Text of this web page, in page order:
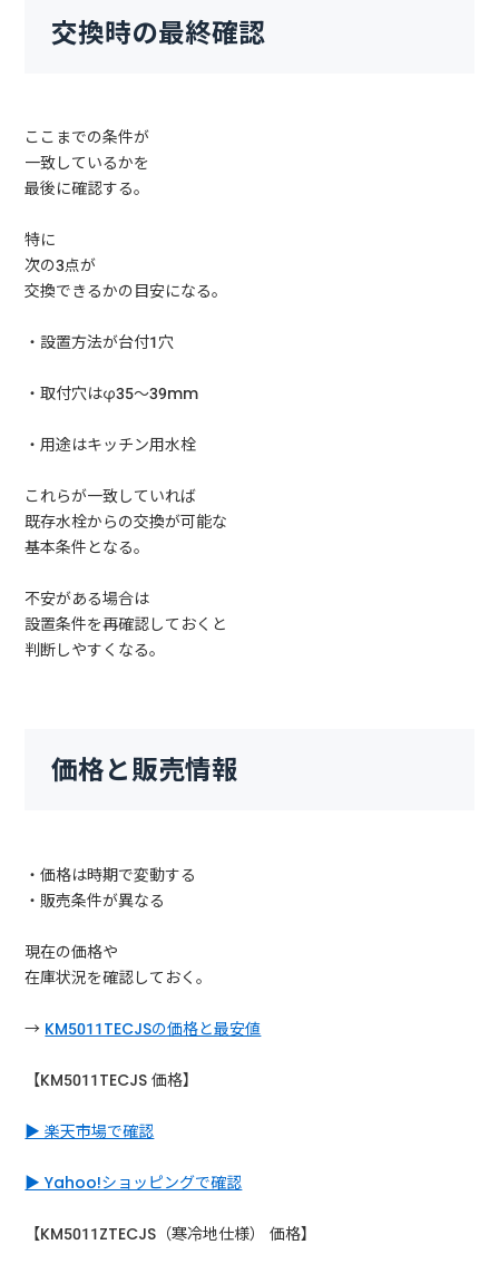
交換時の最終確認
ここまでの条件が
一致しているかを
最後に確認する。
特に
次の3点が
交換できるかの目安になる。
・設置方法が台付1穴
・取付穴はφ35〜39mm
・用途はキッチン用水栓
これらが一致していれば
既存水栓からの交換が可能な
基本条件となる。
不安がある場合は
設置条件を再確認しておくと
判断しやすくなる。
価格と販売情報
・価格は時期で変動する
・販売条件が異なる
現在の価格や
在庫状況を確認しておく。
→ KM5011TECJSの価格と最安値
【KM5011TECJS 価格】
▶ 楽天市場で確認
▶ Yahoo!ショッピングで確認
【KM5011ZTECJS（寒冷地仕様） 価格】